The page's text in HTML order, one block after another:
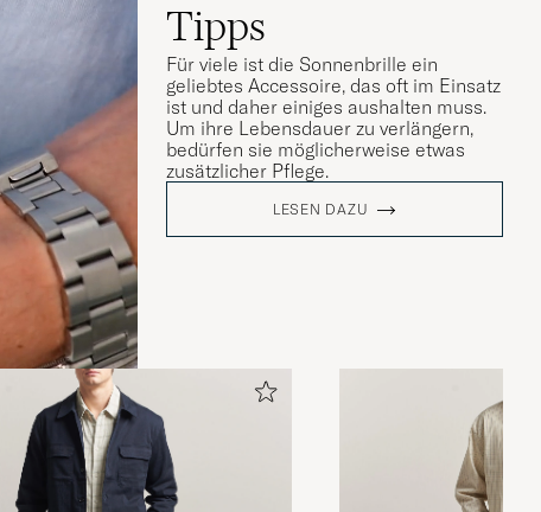
Tipps
Für viele ist die Sonnenbrille ein
geliebtes Accessoire, das oft im Einsatz
ist und daher einiges aushalten muss.
Um ihre Lebensdauer zu verlängern,
bedürfen sie möglicherweise etwas
zusätzlicher Pflege.
LESEN DAZU